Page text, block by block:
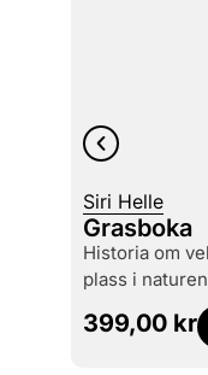
Siri Helle
Grasboka
historia om vekstane som gjev mennesket
plass i naturen
399,00 kr